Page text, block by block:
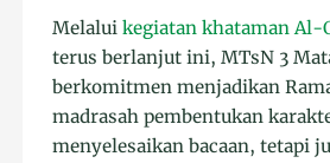
Melaluikegiatan khataman Al-
terus berlanjut ini, MTsN 3
berkomitmen menjadikan
madrasah pembentukan
menyelesaikan bacaan, tetapi